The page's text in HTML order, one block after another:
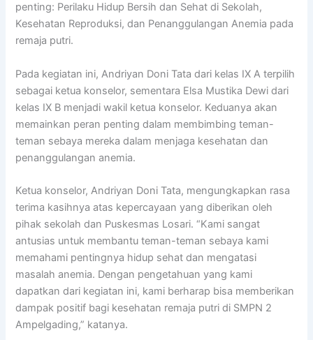
penting: Perilaku Hidup Bersih dan Sehat di Sekolah,
Kesehatan Reproduksi, dan Penanggulangan Anemia pada
remaja putri.
Pada kegiatan ini, Andriyan Doni Tata dari kelas IX A terpilih
sebagai ketua konselor, sementara Elsa Mustika Dewi dari
kelas IX B menjadi wakil ketua konselor. Keduanya akan
memainkan peran penting dalam membimbing teman-
teman sebaya mereka dalam menjaga kesehatan dan
penanggulangan anemia.
Ketua konselor, Andriyan Doni Tata, mengungkapkan rasa
terima kasihnya atas kepercayaan yang diberikan oleh
pihak sekolah dan Puskesmas Losari. “Kami sangat
antusias untuk membantu teman-teman sebaya kami
memahami pentingnya hidup sehat dan mengatasi
masalah anemia. Dengan pengetahuan yang kami
dapatkan dari kegiatan ini, kami berharap bisa memberikan
dampak positif bagi kesehatan remaja putri di SMPN 2
Ampelgading,” katanya.